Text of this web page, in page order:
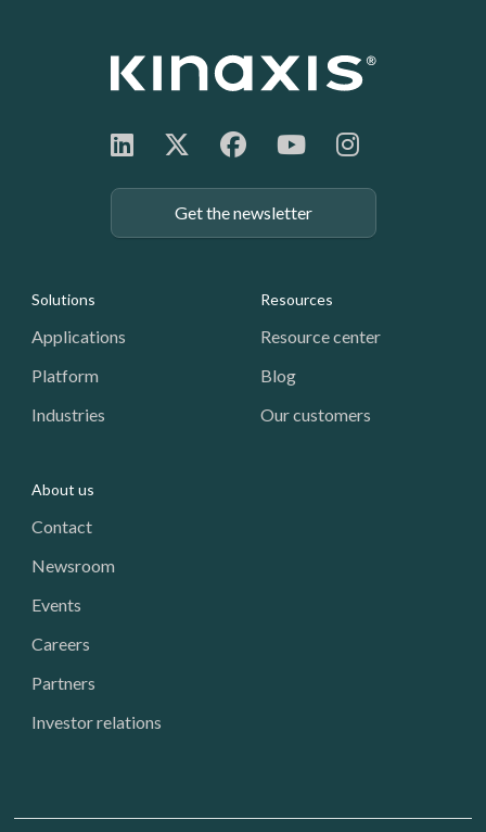
Get the newsletter
Footer: Navigation
Solutions
Applications
Platform
Industries
Resources
Resource center
Blog
Our customers
About us
Contact
Newsroom
Events
Careers
Partners
Investor relations